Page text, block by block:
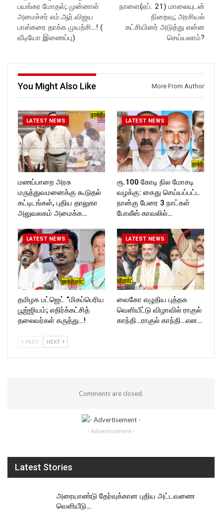
in//
Subscribe:
https://www.youtube.com/@r
ockforttimes
Like us on:
https://www.instagram.com/ro
ckforttimes/
Follow us on:
T_TIMESC
Like us on:
https://www.facebook.com/R
ockforttimes
https://www.instagram.com/ro
பயங்கர மோதல்; முன்னாள்
அமைச்சர் எம்.ஆர்.விஜய
பாஸ்கரை தாக்க முயற்சி…! (
வீடியோ இணைப்பு)
நாளை(ஏப். 21) மாலையுடன்
நிறைவு; அரசியல்
கட்சியினர் அடுத்து என்ன
செய்யலாம்?
You Might Also Like More From Author
LATEST NEWS
மணப்பாறை அரசு
மருத்துவமனைக்கு கூடுதல்
கட்டிடங்கள், புதிய தாலுகா
அலுவலகம் அமைக்க…
LATEST NEWS
ரூ.100 கோடி நில மோசடி
வழக்கு: கைது செய்யப்பட்ட
நான்கு பேரை 3 நாட்கள்
போலீஸ் காவலில்…
LATEST NEWS
தமிழக பட்ஜெட் “மிகப்பெரிய
பூஜ்ஜியம்; எதிர்க்கட்சித்
தலைவர்கள் கருத்து…!
LATEST NEWS
வைகோ எழுதிய புத்தக
வெளியீட்டு விழாவில் ராகுல்
காந்தி…ராகுல் காந்தி…என…
PREV NEXT
Comments are closed.
- Advertisement -
Latest Stories
அரையாண்டு தேர்வுக்கான புதிய அட்டவணை
வெளியீடு…